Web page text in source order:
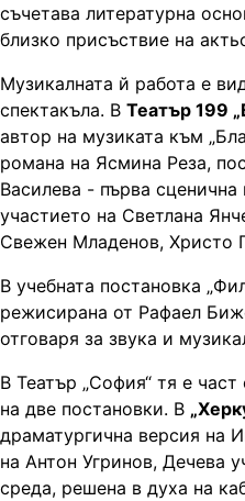
съчетава литературна
близко присъствие на
Музикалната й работа е
спектакъла. В Театър 199
автор на музиката към
романа на Ясмина Реза,
Василева - първа сценична
участието на Светлана
Свежен Младенов, Христо
В учебната постановка
режисирана от Рафаел
отговаря за звука и
В Театър „София“ тя е
на две постановки. В
драматургична версия на
на Антон Угринов, Дечева
среда, решена в духа на